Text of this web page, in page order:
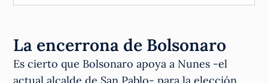
La encerrona de Bolsonaro
Es cierto que Bolsonaro apoya a Nunes -el